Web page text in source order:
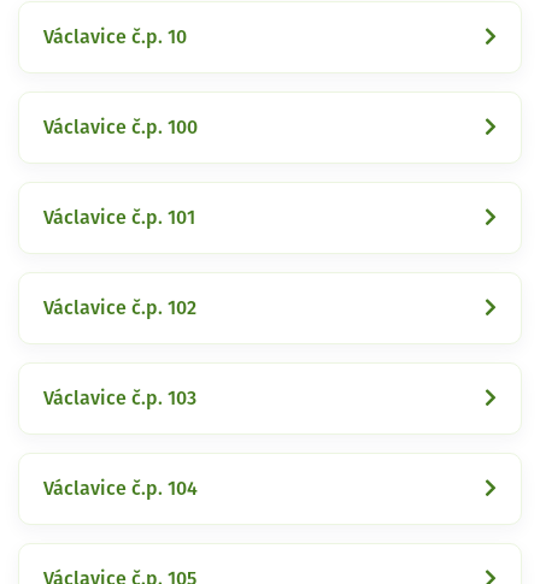
Václavice č.p. 10
Václavice č.p. 100
Václavice č.p. 101
Václavice č.p. 102
Václavice č.p. 103
Václavice č.p. 104
Václavice č.p. 105